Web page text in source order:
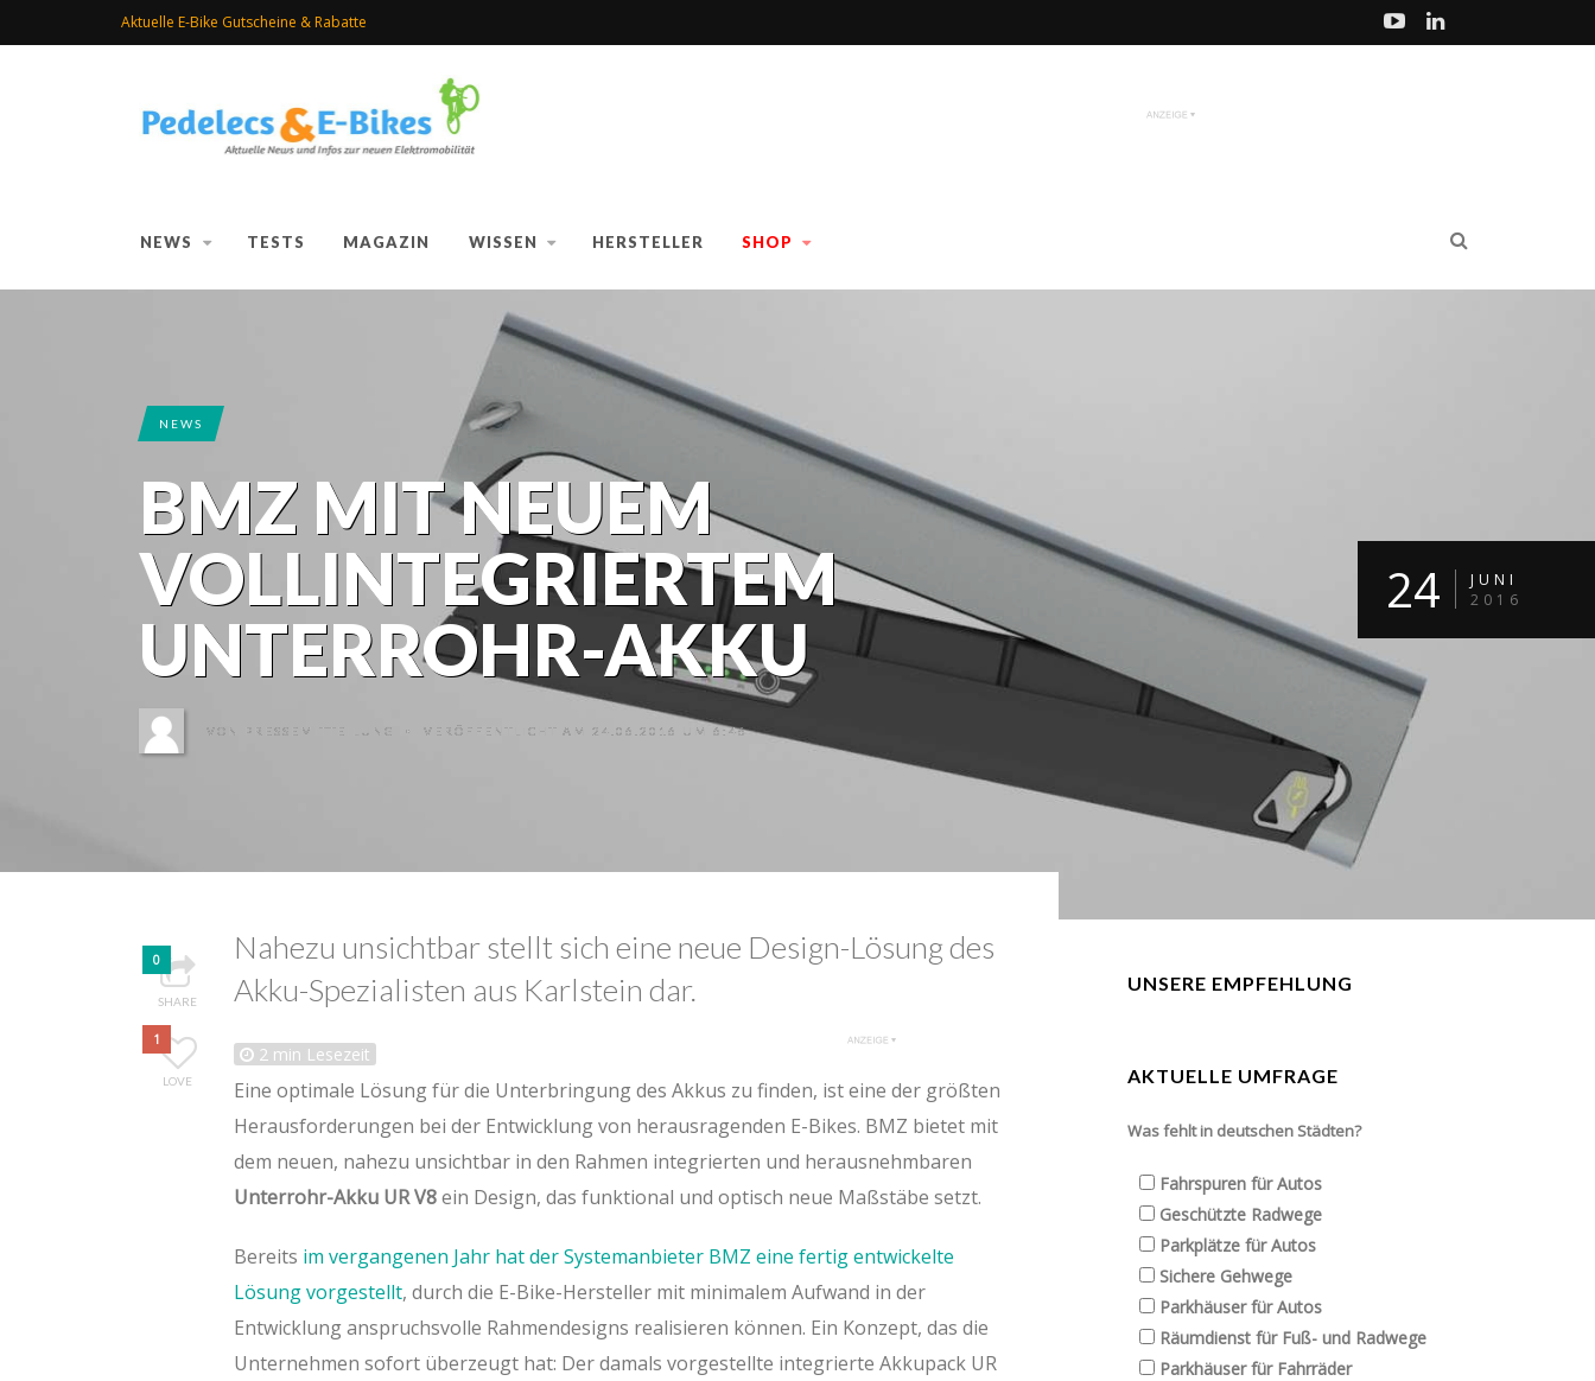
Aktuelle E-Bike Gutscheine & Rabatte
NEWS TESTS MAGAZIN WISSEN HERSTELLER SHOP
NEWS
BMZ MIT NEUEM
VOLLINTEGRIERTEM
UNTERROHR-AKKU
VON PRESSEMITTEILUNG • VERÖFFENTLICHT AM 24.06.2016 UM 6:46
24
JUNI
2016
0
SHARE
1
LOVE
Nahezu unsichtbar stellt sich eine neue Design-Lösung des
Akku-Spezialisten aus Karlstein dar.
2 min Lesezeit
Eine optimale Lösung für die Unterbringung des Akkus zu finden, ist eine der größten
Herausforderungen bei der Entwicklung von herausragenden E-Bikes. BMZ bietet mit
dem neuen, nahezu unsichtbar in den Rahmen integrierten und herausnehmbaren
Unterrohr-Akku UR V8ein Design, das funktional und optisch neue Maßstäbe setzt.
Bereits im vergangenen Jahr hat der Systemanbieter BMZ eine fertig entwickelte
Lösung vorgestellt, durch die E-Bike-Hersteller mit minimalem Aufwand in der
Entwicklung anspruchsvolle Rahmendesigns realisieren können. Ein Konzept, das die
Unternehmen sofort überzeugt hat: Der damals vorgestellte integrierte Akkupack UR
UNSERE EMPFEHLUNG
AKTUELLE UMFRAGE
Was fehlt in deutschen Städten?
Fahrspuren für Autos
Geschützte Radwege
Parkplätze für Autos
Sichere Gehwege
Parkhäuser für Autos
Räumdienst für Fuß- und Radwege
Parkhäuser für Fahrräder